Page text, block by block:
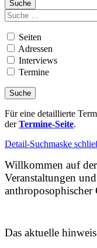
Suche
Suchen
nach:
Seiten
Adressen
Interviews
Termine
Für eine detaillierte
derTermine-Seite.
Detail-Suchmaske
Willkommen auf
Veranstaltungen
Das aktuelle